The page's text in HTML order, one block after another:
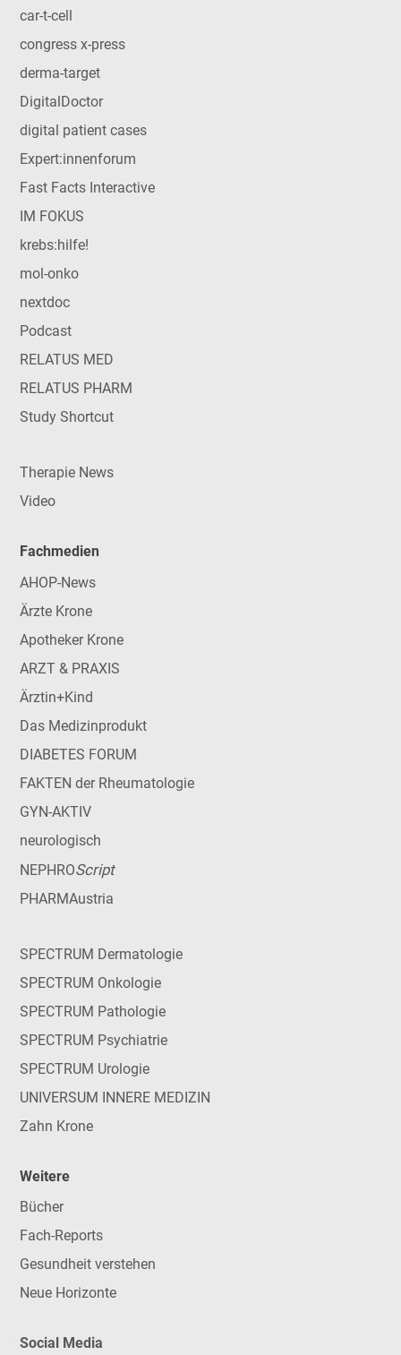
car-t-cell
congress x-press
derma-target
DigitalDoctor
digital patient cases
Expert:innenforum
Fast Facts Interactive
IM FOKUS
krebs:hilfe!
mol-onko
nextdoc
Podcast
RELATUS MED
RELATUS PHARM
Study Shortcut
Therapie News
Video
Fachmedien
AHOP-News
Ärzte Krone
Apotheker Krone
ARZT & PRAXIS
Ärztin+Kind
Das Medizinprodukt
DIABETES FORUM
FAKTEN der Rheumatologie
GYN-AKTIV
neurologisch
NEPHROScript
PHARMAustria
SPECTRUM Dermatologie
SPECTRUM Onkologie
SPECTRUM Pathologie
SPECTRUM Psychiatrie
SPECTRUM Urologie
UNIVERSUM INNERE MEDIZIN
Zahn Krone
Weitere
Bücher
Fach-Reports
Gesundheit verstehen
Neue Horizonte
Social Media